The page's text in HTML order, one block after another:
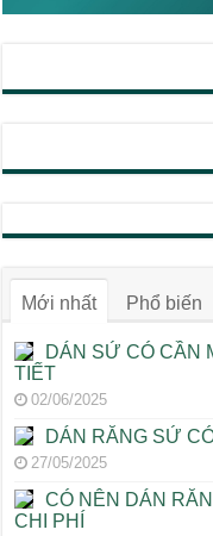
Mới nhất Phổ biến
DÁN SỨ CÓ CẦN
TIẾT
02/06/2025
DÁN RĂNG SỨ
27/05/2025
CÓ NÊN DÁN
CHI PHÍ